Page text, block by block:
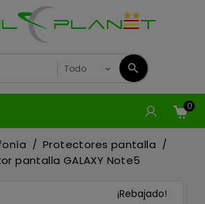
0
Protectores pantalla
pantalla GALAXY Note5
¡Rebajado!